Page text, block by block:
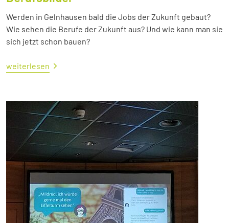
Werden in Gelnhausen bald die Jobs der Zukunft gebaut?
Wie sehen die Berufe der Zukunft aus? Und wie kann man sie
sich jetzt schon bauen?
weiterlesen